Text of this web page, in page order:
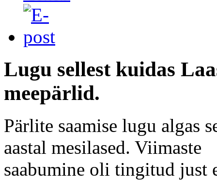
Lugu sellest kuidas
meepärlid.
Pärlite saamise lugu algas
aastal mesilased. Viimaste
saabumine oli tingitud just